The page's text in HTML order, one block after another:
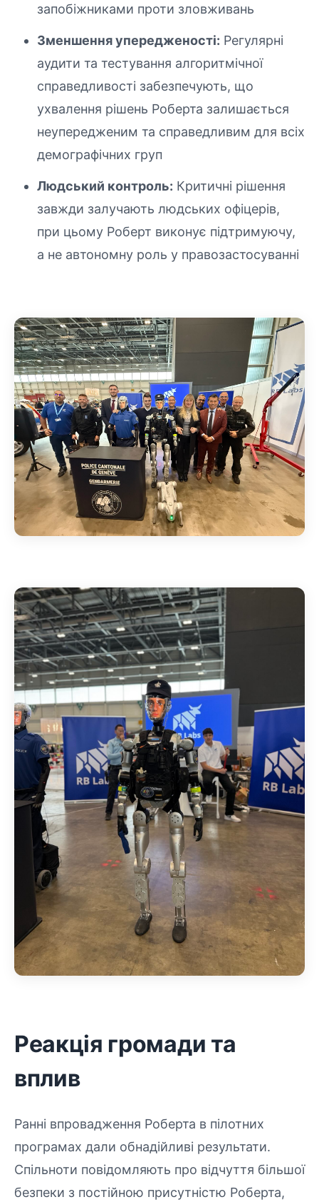
запобіжниками проти зловживань
Зменшення упередженості: Регулярні
аудити та тестування алгоритмічної
справедливості забезпечують, що
ухвалення рішень Роберта залишається
неупередженим та справедливим для всіх
демографічних груп
Людський контроль: Критичні рішення
завжди залучають людських офіцерів,
при цьому Роберт виконує підтримуючу,
а не автономну роль у правозастосуванні
Реакція громади та
вплив
Ранні впровадження Роберта в пілотних
програмах дали обнадійливі результати.
Спільноти повідомляють про відчуття більшої
безпеки з постійною присутністю Роберта,